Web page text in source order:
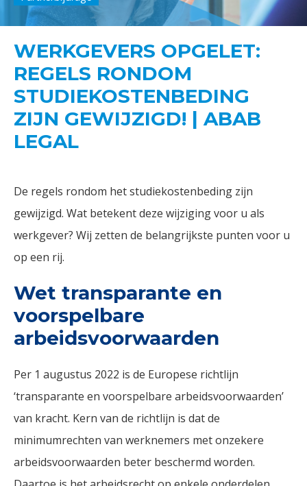
WERKGEVERS OPGELET:
REGELS RONDOM
STUDIEKOSTENBEDING
ZIJN GEWIJZIGD! | ABAB
LEGAL
De regels rondom het studiekostenbeding zijn
gewijzigd. Wat betekent deze wijziging voor u als
werkgever? Wij zetten de belangrijkste punten voor u
op een rij.
Wet transparante en
voorspelbare
arbeidsvoorwaarden
Per 1 augustus 2022 is de Europese richtlijn
‘transparante en voorspelbare arbeidsvoorwaarden’
van kracht. Kern van de richtlijn is dat de
minimumrechten van werknemers met onzekere
arbeidsvoorwaarden beter beschermd worden.